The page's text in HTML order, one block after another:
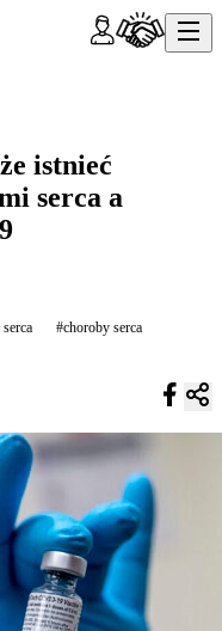
istnieć
serca a
serca
#choroby serca